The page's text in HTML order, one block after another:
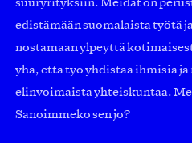
suuryrityksiin. Meidät on
edistämään suomalaista työtä
nostamaan ylpeyttä
yhä, että työ yhdistää ihmisiä ja
elinvoimaista yhteiskuntaa.
Sanoimmeko sen jo?